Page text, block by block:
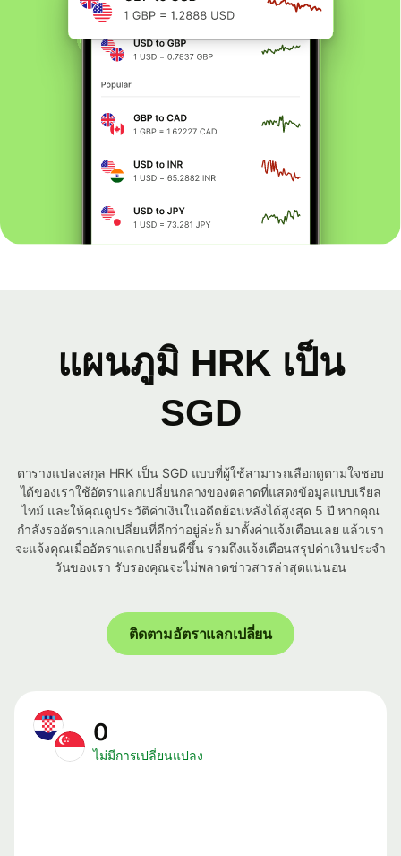
แผนภูมิ HRK เป็น
SGD
ตารางแปลงสกุล HRK เป็น SGD แบบที่ผู้ใช้สามารถเลือกดูตามใจชอบ
ได้ของเราใช้อัตราแลกเปลี่ยนกลางของตลาดที่แสดงข้อมูลแบบเรียล
ไทม์ และให้คุณดูประวัติค่าเงินในอดีตย้อนหลังได้สูงสุด 5 ปี หากคุณ
กำลังรออัตราแลกเปลี่ยนที่ดีกว่าอยู่ล่ะก็ มาตั้งค่าแจ้งเตือนเลย แล้วเรา
จะแจ้งคุณเมื่ออัตราแลกเปลี่ยนดีขึ้น รวมถึงแจ้งเตือนสรุปค่าเงินประจำ
วันของเรา รับรองคุณจะไม่พลาดข่าวสารล่าสุดแน่นอน
ติดตามอัตราแลกเปลี่ยน
0
ไม่มีการเปลี่ยนแปลง